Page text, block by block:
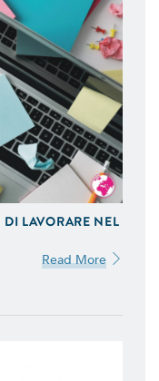
LAVORARE NEL
Read More